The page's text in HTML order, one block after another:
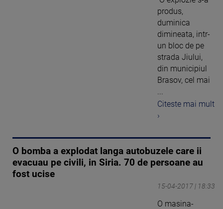
produs,
duminica
dimineata, intr-
un bloc de pe
strada Jiului,
din municipiul
Brasov, cel mai
...
Citeste mai mult
›
O bomba a explodat langa autobuzele care ii
evacuau pe civili, in Siria. 70 de persoane au
fost ucise
15-04-2017 | 18:33
O masina-